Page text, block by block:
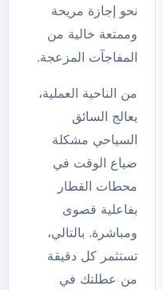
نحو إجازة مريحة
وممتعة خالية من
المفاجآت المزعجة.
من الناحية العملية،
يعالج السائق
السياحي مشكلة
ضياع الوقت في
محطات القطار
بفاعلية قصوى
ومباشرة. بالتالي،
تستثمر كل دقيقة
من عطلتك في